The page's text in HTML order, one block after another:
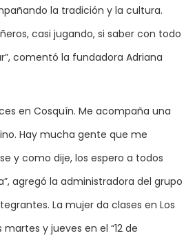
la tradición y la cultura.
casi jugando, si saber con todo
comentó la fundadora Adriana
en Cosquín. Me acompaña una
Hay mucha gente que me
y como dije, los espero a todos
agregó la administradora del grupo
La mujer da clases en Los
y jueves en el “12 de